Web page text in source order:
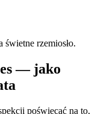
rzemiosło.
— jako
poświęcać na to,